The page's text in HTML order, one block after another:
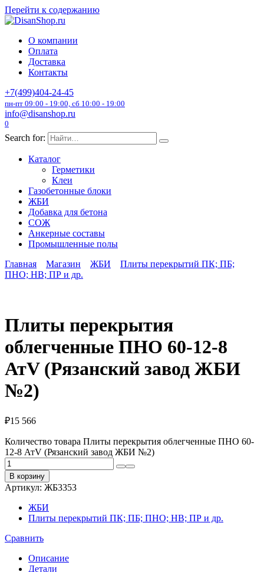
Перейти к содержанию
О компании
Оплата
Доставка
Контакты
+7(499)404-24-45
пн-пт 09:00 - 19:00, сб 10:00 - 19:00
info@disanshop.ru
0
Search for:
Каталог
Герметики
Клеи
Газобетонные блоки
ЖБИ
Добавка для бетона
СОЖ
Анкерные составы
Промышленные полы
Главная
Магазин ЖБИ
Плиты перекрытий ПК; ПБ;
ПНО; НВ; ПР и др.
Плиты перекрытия
облегченные ПНО 60-12-8
АтV (Рязанский завод ЖБИ
№2)
₽15 566
Количество товара Плиты перекрытия облегченные ПНО 60-
12-8 АтV (Рязанский завод ЖБИ №2)
В корзину
Артикул: ЖБ3353
ЖБИ
Плиты перекрытий ПК; ПБ; ПНО; НВ; ПР и др.
Сравнить
Описание
Детали